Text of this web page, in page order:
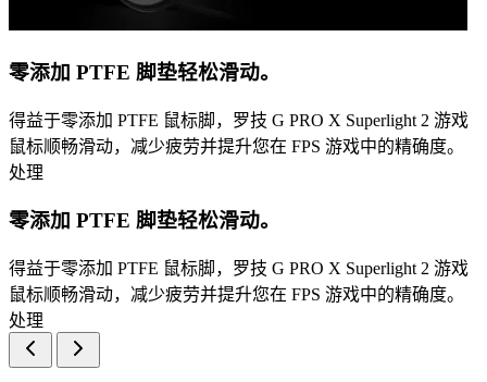
零添加 PTFE 脚垫轻松滑动。
得益于零添加 PTFE 鼠标脚，罗技 G PRO X Superlight 2 游戏
鼠标顺畅滑动，减少疲劳并提升您在 FPS 游戏中的精确度。
处理
零添加 PTFE 脚垫轻松滑动。
得益于零添加 PTFE 鼠标脚，罗技 G PRO X Superlight 2 游戏
鼠标顺畅滑动，减少疲劳并提升您在 FPS 游戏中的精确度。
处理